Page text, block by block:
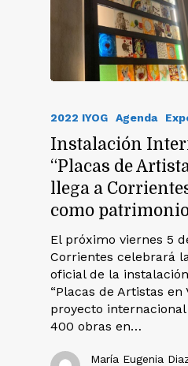
2022 IYOG Agenda
Instalación
“Placas de
llega a
como
El próximo viernes 5
Corrientes celebrará
oficial de la
“Placas de Artistas en
proyecto
400 obras en…
María Eugenia